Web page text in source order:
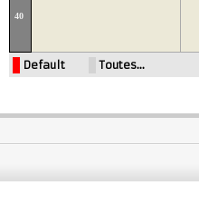
40
Default Toutes…